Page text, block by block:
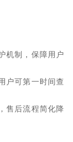
机制，保障用户
户可第一时间查
售后流程简化降